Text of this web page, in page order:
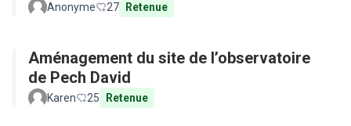
Anonyme 27 Retenue
Aménagement du site de l’observatoire
de Pech David
Karen 25 Retenue